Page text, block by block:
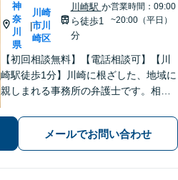
神
奈
川
県
|
川崎
市川
崎区
川崎駅 か
ら徒歩1
分
営業時間：09:00
~20:00（平日）
【初回相談無料】【電話相談可】【川
崎駅徒歩1分】川崎に根ざした、地域に
親しまれる事務所の弁護士です。相
って対応致します。クチコミ・リピー
ターの方多数。お気軽にご相談くださ
い。
メールでお問い合わせ